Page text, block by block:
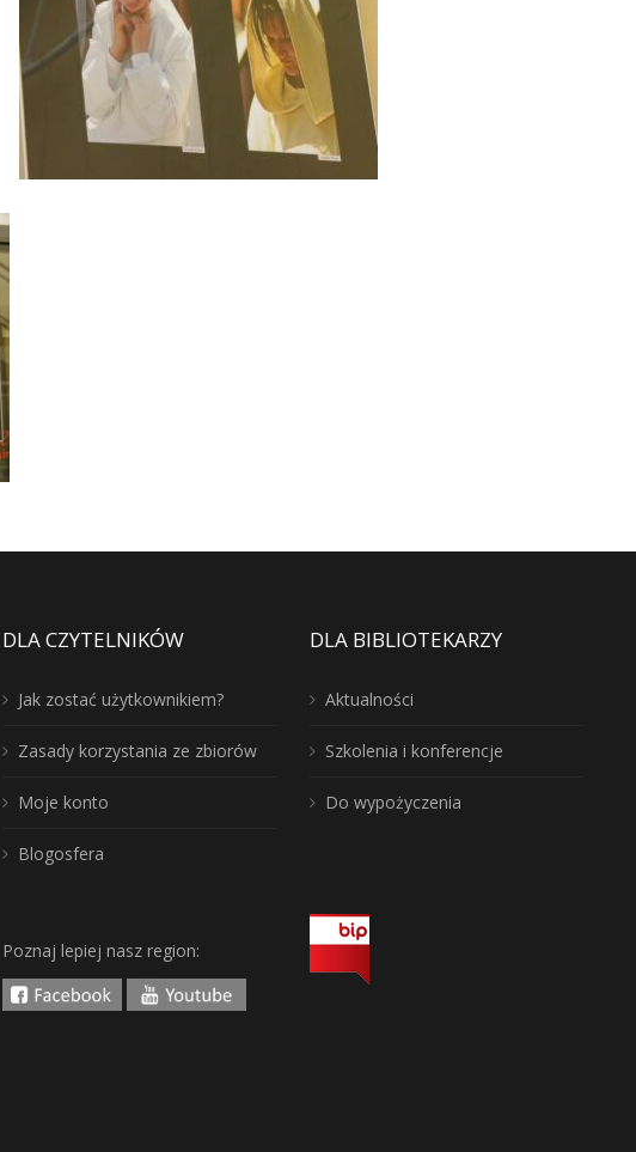
DLA CZYTELNIKÓW
Jak zostać użytkownikiem?
Zasady korzystania ze zbiorów
Moje konto
Blogosfera
Poznaj lepiej nasz region:
DLA BIBLIOTEKARZY
Aktualności
Szkolenia i konferencje
Do wypożyczenia